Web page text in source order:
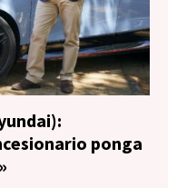
ponga